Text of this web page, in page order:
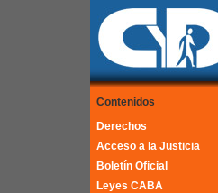
Contenidos
Derechos
Acceso a la Justicia
Boletín Oficial
Leyes CABA